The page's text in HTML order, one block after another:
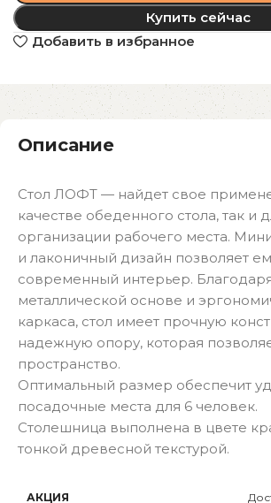
Купить сейчас
Добавить в избранное
Описание
Стол ЛОФТ — найдет свое
качестве обеденного стола, так и
организации рабочего места.
и лаконичный дизайн позволяет
современный интерьер.
металлической основе и
каркаса, стол имеет прочную
надежную опору, которая
пространство.
Оптимальный размер обеспечит
посадочные места для 6 человек.
Столешница выполнена в цвете
тонкой древесной текстурой.
АКЦИЯ